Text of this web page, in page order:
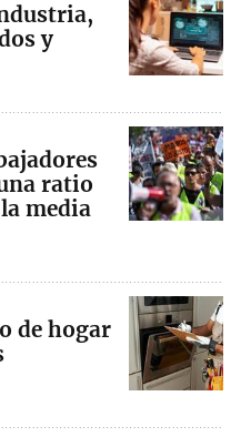
y
ratio
media
de hogar